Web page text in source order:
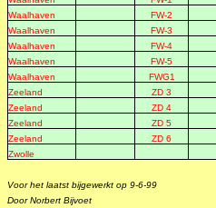
Waalhaven
FW-2
Waalhaven
FW-3
Waalhaven
FW-4
Waalhaven
FW-5
Waalhaven
FWG1
Zeeland
ZD 3
Zeeland
ZD 4
Zeeland
ZD 5
Zeeland
ZD 6
Zwolle
Voor het laatst bijgewerkt op 9-6-99
Door Norbert Bijvoet